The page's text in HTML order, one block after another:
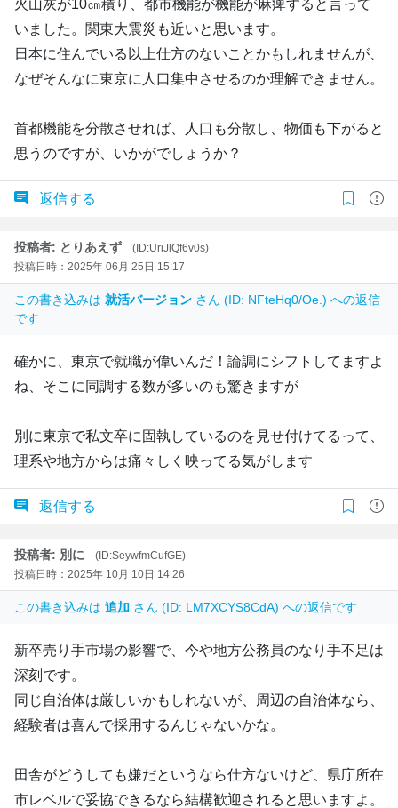
火山灰が10㎝積り、都市機能が機能が麻痺すると言って
いました。関東大震災も近いと思います。
日本に住んでいる以上仕方のないことかもしれませんが、
なぜそんなに東京に人口集中させるのか理解できません。
首都機能を分散させれば、人口も分散し、物価も下がると
思うのですが、いかがでしょうか？
返信する
投稿者: とりあえず
(ID:UriJlQf6v0s)
投稿日時：2025年 06月 25日 15:17
この書き込みは 就活バージョン さん (ID: NFteHq0/Oe.) への返信
です
確かに、東京で就職が偉いんだ！論調にシフトしてますよ
ね、そこに同調する数が多いのも驚きますが
別に東京で私文卒に固執しているのを見せ付けてるって、
理系や地方からは痛々しく映ってる気がします
返信する
投稿者: 別に
(ID:SeywfmCufGE)
投稿日時：2025年 10月 10日 14:26
この書き込みは 追加 さん (ID: LM7XCYS8CdA) への返信です
新卒売り手市場の影響で、今や地方公務員のなり手不足は
深刻です。
同じ自治体は厳しいかもしれないが、周辺の自治体なら、
経験者は喜んで採用するんじゃないかな。
田舎がどうしても嫌だというなら仕方ないけど、県庁所在
市レベルで妥協できるなら結構歓迎されると思いますよ。